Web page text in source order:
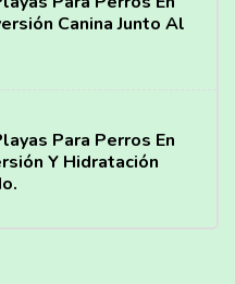
Canina Junto Al
Para Perros En
Y Hidratación